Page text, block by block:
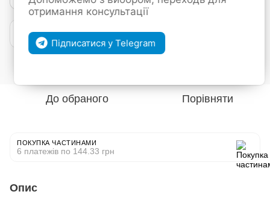
Покупка частинами від mono
До обраного Порівняти
ПОКУПКА ЧАСТИНАМИ
6 платежів по 144.33 грн
Опис
отримання консультації
Підписатися у Telegram